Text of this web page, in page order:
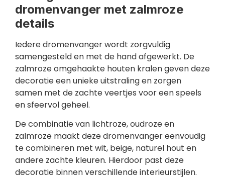
dromenvanger met zalmroze
details
Iedere dromenvanger wordt zorgvuldig
samengesteld en met de hand afgewerkt. De
zalmroze omgehaakte houten kralen geven deze
decoratie een unieke uitstraling en zorgen
samen met de zachte veertjes voor een speels
en sfeervol geheel.
De combinatie van lichtroze, oudroze en
zalmroze maakt deze dromenvanger eenvoudig
te combineren met wit, beige, naturel hout en
andere zachte kleuren. Hierdoor past deze
decoratie binnen verschillende interieurstijlen.